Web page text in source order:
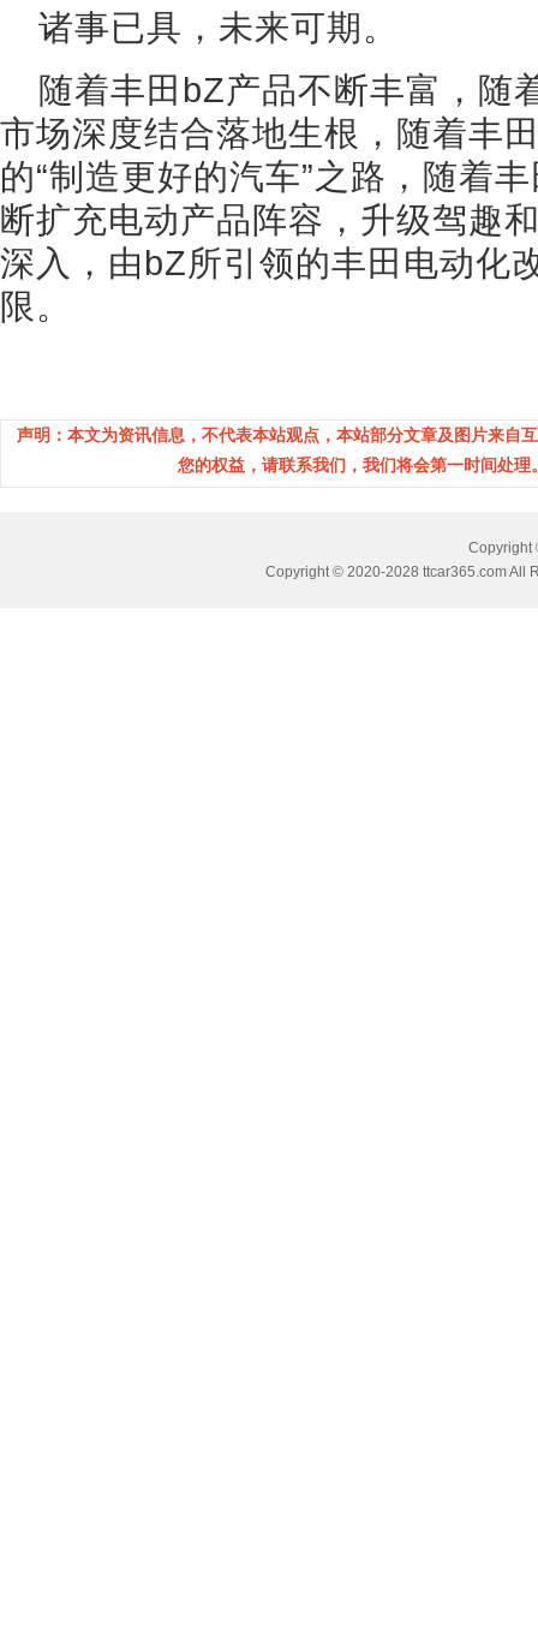
诸事已具，未来可期。
随着丰田bZ产品不断丰富，随
市场深度结合落地生根，随着丰
的“制造更好的汽车”之路，随着
断扩充电动产品阵容，升级驾趣
深入，由bZ所引领的丰田电动化
限。
声明：本文为资讯信息，不代表本站观点，本站部分文章及图片来自
您的权益，请联系我们，我们将会第一时间处
Copyright
Copyright © 2020-2028 ttcar365.com All